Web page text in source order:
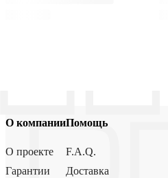
О компании
О проекте
Гарантии
Помощь
F.A.Q.
Доставка